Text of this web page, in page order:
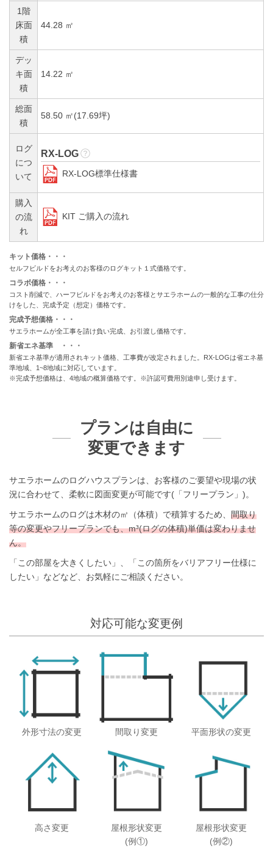
1階
床面
積
44.28 ㎡
デッ
キ面
積
14.22 ㎡
総面
積
58.50 ㎡(17.69坪)
ログ
につ
いて
RX-LOG
RX-LOG標準仕様書
購入
の流
れ
KIT ご購入の流れ
キット価格・・・
セルフビルドをお考えのお客様のログキット１式価格です。
コラボ価格・・・
コスト削減で、ハーフビルドをお考えのお客様とサエラホームの一般的な工事の仕分
けをした、完成予定（想定）価格です。
完成予想価格・・・
サエラホームが全工事を請け負い完成、お引渡し価格です。
新省エネ基準 ・・・
新省エネ基準が適用されキット価格、工事費が改定されました。RX-LOGは省エネ基
準地域、1~8地域に対応しています。
※完成予想価格は、4地域の概算価格です。※許認可費用別途申し受けます。
プランは自由に
変更できます
サエラホームのログハウスプランは、お客様のご要望や現場の状
況に合わせて、柔軟に図面変更が可能です(「フリープラン」)。
サエラホームのログは木材の㎥（体積）で積算するため、 間取り
等の変更やフリープランでも、m³(ログの体積)単価は変わりませ
ん。
「この部屋を大きくしたい」、「この箇所をバリアフリー仕様に
したい」などなど、お気軽にご相談ください。
対応可能な変更例
外形寸法の変更 間取り変更 平面形状の変更
高さ変更
屋根形状変更
(例①)
屋根形状変更
(例②)